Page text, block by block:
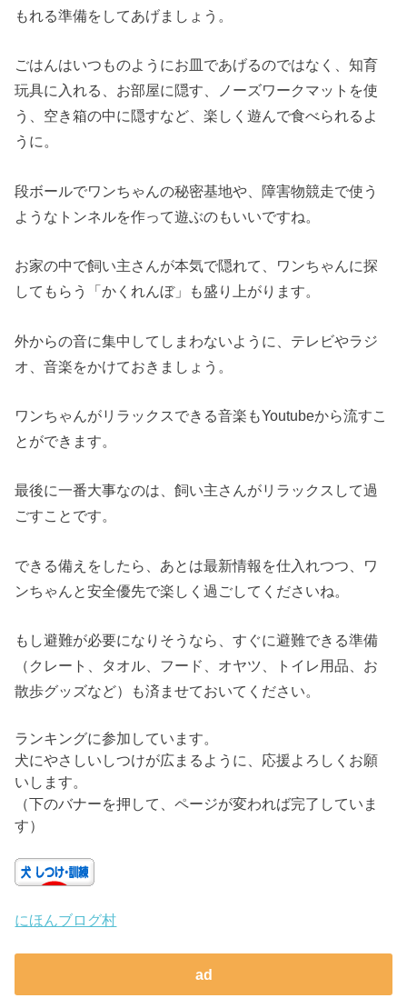
もれる準備をしてあげましょう。
ごはんはいつものようにお皿であげるのではなく、知育
玩具に入れる、お部屋に隠す、ノーズワークマットを使
う、空き箱の中に隠すなど、楽しく遊んで食べられるよ
うに。
段ボールでワンちゃんの秘密基地や、障害物競走で使う
ようなトンネルを作って遊ぶのもいいですね。
お家の中で飼い主さんが本気で隠れて、ワンちゃんに探
してもらう「かくれんぼ」も盛り上がります。
外からの音に集中してしまわないように、テレビやラジ
オ、音楽をかけておきましょう。
ワンちゃんがリラックスできる音楽もYoutubeから流すこ
とができます。
最後に一番大事なのは、飼い主さんがリラックスして過
ごすことです。
できる備えをしたら、あとは最新情報を仕入れつつ、ワ
ンちゃんと安全優先で楽しく過ごしてくださいね。
もし避難が必要になりそうなら、すぐに避難できる準備
（クレート、タオル、フード、オヤツ、トイレ用品、お
散歩グッズなど）も済ませておいてください。
ランキングに参加しています。
犬にやさしいしつけが広まるように、応援よろしくお願
いします。
（下のバナーを押して、ページが変われば完了していま
す）
にほんブログ村
ad